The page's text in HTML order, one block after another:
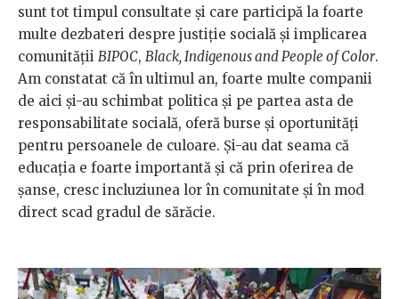
sunt tot timpul consultate și care participă la foarte
multe dezbateri despre justiție socială și implicarea
comunității BIPOC, Black, Indigenous and People of Color.
Am constatat că în ultimul an, foarte multe companii
de aici și-au schimbat politica și pe partea asta de
responsabilitate socială, oferă burse și oportunități
pentru persoanele de culoare. Și-au dat seama că
educația e foarte importantă și că prin oferirea de
șanse, cresc incluziunea lor în comunitate și în mod
direct scad gradul de sărăcie.